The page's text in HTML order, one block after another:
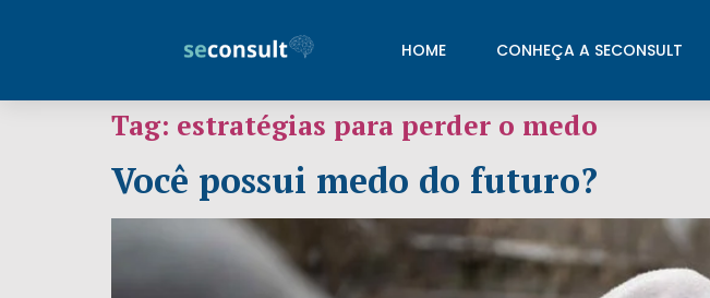
HOME CONHEÇA A SECONSULT
Tag: estratégias para perder o medo
Você possui medo do futuro?